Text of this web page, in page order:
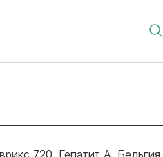
720, Гепатит А,